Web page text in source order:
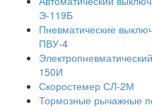
Э-119Б
Пневматические
ПВУ-4
150И
Скоростемер СЛ-2М
Тормозные рычажные